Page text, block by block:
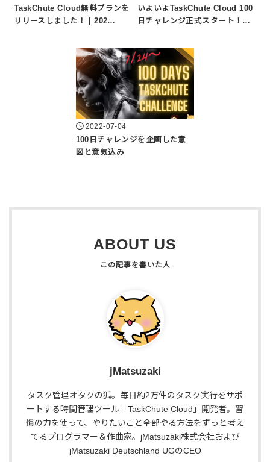
TaskChute Cloud無料プランを
リリースしました！ | 202…
いよいよTaskChute Cloud 100
日チャレンジ正式スタート！…
2022-07-04
100日チャレンジを企画した意
図と意気込み
ABOUT US
jMatsuzaki
タスク管理オタクの狐。毎日約2万件のタスク実行をサポ
ートする時間管理ツール「TaskChute Cloud」開発者。習
慣の力を使って、やりたいこと全部やる方法をずっと考え
てるプログラマー＆作曲家。jMatsuzaki株式会社および
jMatsuzaki Deutschland UGのCEO